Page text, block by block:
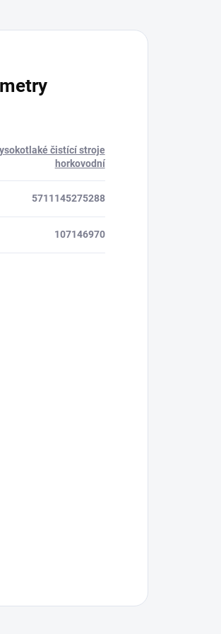
čistící stroje
horkovodní
5711145275288
107146970